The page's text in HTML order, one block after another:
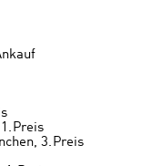
Preis
3. Preis